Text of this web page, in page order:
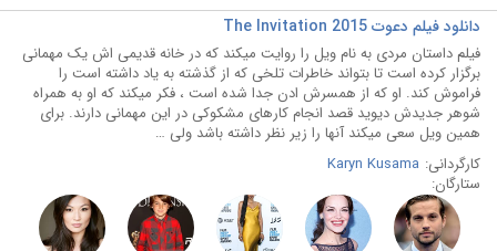
دانلود فیلم دعوت The Invitation 2015
فیلم داستان مردی به نام ویل را روایت میکند که در خانه قدیمی اش یک مهمانی
برگزار کرده است تا بتواند خاطرات تلخی که از گذشته به یاد داشته است را
فراموش کند. او که از همسرش ادن جدا شده است ، فکر میکند که او به همراه
شوهر جدیدش دیوید قصد انجام کارهای مشکوکی در این مهمانی دارند. برای
همین ویل سعی میکند آنها را زیر نظر داشته باشد ولی …
کارگردانی: Karyn Kusama
ستارگان: